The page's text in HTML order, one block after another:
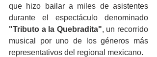
que hizo bailar a miles de asistentes
"Tributo a la Quebradita", un recorrido
musical por uno de los géneros más
representativos del regional mexicano.